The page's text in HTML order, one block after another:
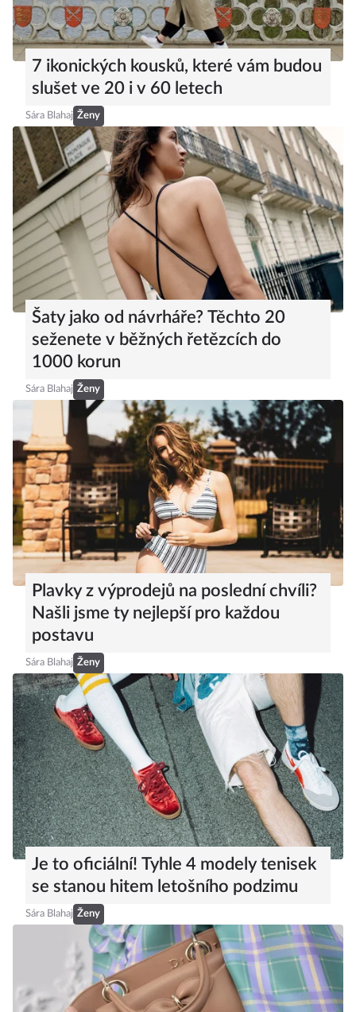
7 ikonických kousků, které vám budou
slušet ve 20 i v 60 letech
Sára Blahaj Ženy
Šaty jako od návrháře? Těchto 20
seženete v běžných řetězcích do
1000 korun
Sára Blahaj Ženy
Plavky z výprodejů na poslední chvíli?
Našli jsme ty nejlepší pro každou
postavu
Sára Blahaj Ženy
Je to oficiální! Tyhle 4 modely tenisek
se stanou hitem letošního podzimu
Sára Blahaj Ženy